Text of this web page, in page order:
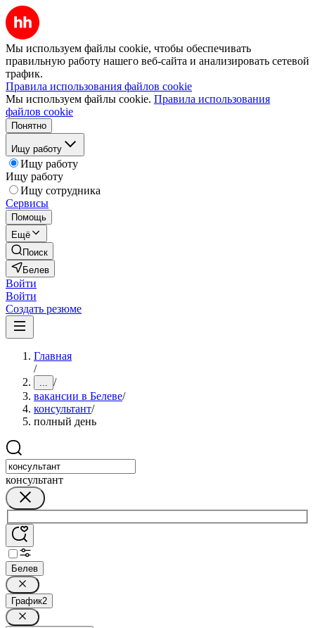
Мы используем файлы cookie, чтобы обеспечивать
правильную работу нашего веб-сайта и анализировать сетевой
трафик.
Правила использования файлов cookie
Мы используем файлы cookie. Правила использования
файлов cookie
Понятно
Ищу работу
Ищу работу
Ищу работу
Ищу сотрудника
Сервисы
Помощь
Ещё
Поиск
Белев
Войти
Войти
Создать резюме
Главная
/
... /
вакансии в Белеве/
консультант/
полный день
консультант
Белев
График2